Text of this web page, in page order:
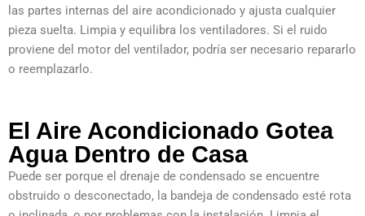
las partes internas del aire acondicionado y ajusta cualquier
pieza suelta. Limpia y equilibra los ventiladores. Si el ruido
proviene del motor del ventilador, podría ser necesario repararlo
o reemplazarlo.
El Aire Acondicionado Gotea
Agua Dentro de Casa
Puede ser porque el drenaje de condensado se encuentre
obstruido o desconectado, la bandeja de condensado esté rota